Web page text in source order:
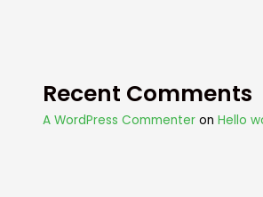
Recent Comments
A WordPress Commenter onHello